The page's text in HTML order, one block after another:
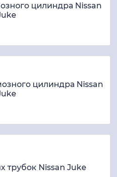
цилиндра Nissan
цилиндра Nissan
трубок Nissan Juke